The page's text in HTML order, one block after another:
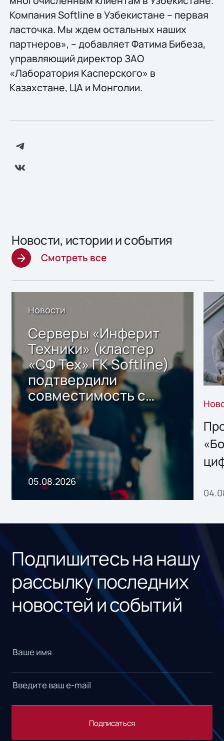
Компания Softline в Узбекистане – первая
ласточка. Мы ждем остальных наших
партнеров», – добавляет Фатима Бибеза,
управляющий директор ЗАО
«Лаборатория Касперского» в
Казахстане, ЦА и Монголии.
Новости, истории и события
Смотреть все
Новости
Серверы «Инферит
Техники» (кластер
«СФ Тех» ГК Softline)
подтвердили
совместимость с
решением Sharx
Storage 2.x для
хранения данных
05.08.2026
Подпишитесь на нашу
рассылку последних
новостей и событий
Подписаться